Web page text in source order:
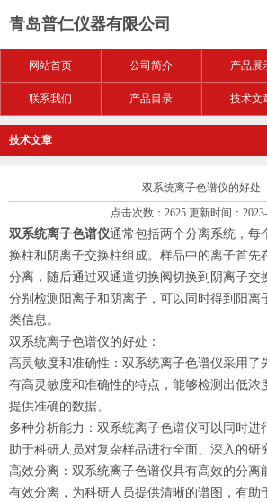
青岛普仁仪器有限公司
网站首页 公司简介 产品展
联系我们 产品目录 技术文
技术文章
双系统离子色谱仪的好处
点击次数：2625 更新时间：
双系统离子色谱仪通常包括两个分离系统，每
换柱和阴离子交换柱组成。样品中的离子首先
分离，随后通过双通道切换阀切换到阴离子交
分别检测阳离子和阴离子，可以同时得到阳离
类信息。
双系统离子色谱仪的好处：
高灵敏度和准确性：双系统离子色谱仪采用了
有高灵敏度和准确性的特点，能够检测出低浓
提供准确的数据。
多种分析能力：双系统离子色谱仪可以同时进
助于科研人员对复杂样品进行全面、深入的研
高效分离：双系统离子色谱仪具有高效的分离
有效分离，为科研人员提供清晰的谱图，有助